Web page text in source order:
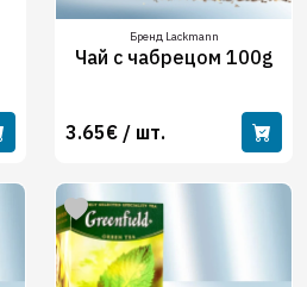
Бренд Lackmann
Чай с чабрецом 100g
3.65€ / шт.